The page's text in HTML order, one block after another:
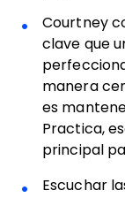
Courtney
clave que
manera
es
Practica,
principal
Escuchar